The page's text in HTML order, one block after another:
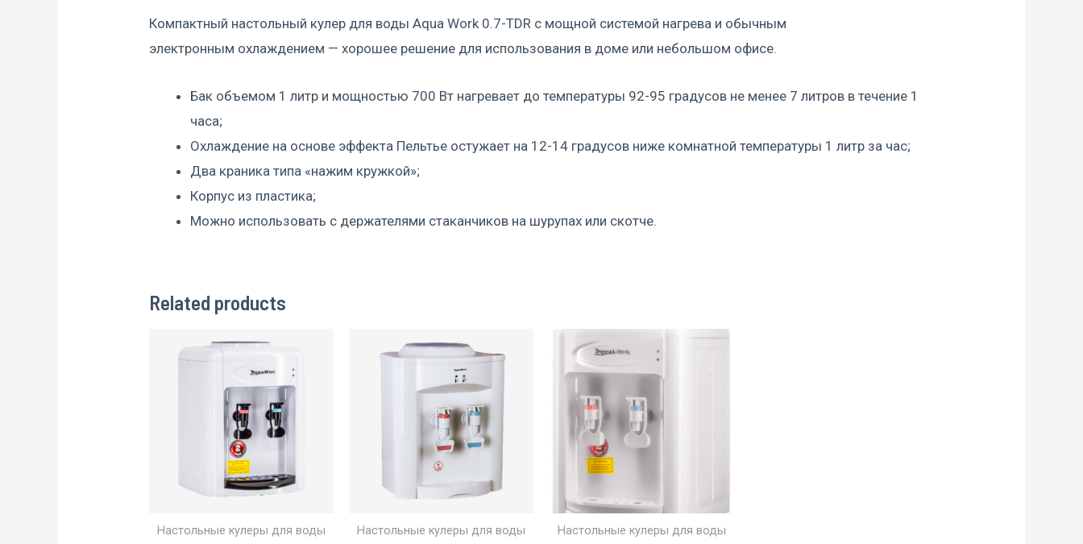
Компактный настольный кулер для воды Aqua Work 0.7-TDR c мощной системой нагрева и обычным
электронным охлаждением — хорошее решение для использования в доме или небольшом офисе.
Бак объемом 1 литр и мощностью 700 Вт нагревает до температуры 92-95 градусов не менее 7 литров в течение 1
часа;
Охлаждение на основе эффекта Пельтье остужает на 12-14 градусов ниже комнатной температуры 1 литр за час;
Два краника типа «нажим кружкой»;
Корпус из пластика;
Можно использовать с держателями стаканчиков на шурупах или скотче.
Related products
Настольные кулеры для воды Настольные кулеры для воды Настольные кулеры для воды